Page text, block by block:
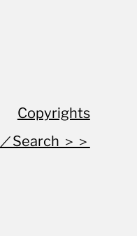
Copyrights
Search ＞＞